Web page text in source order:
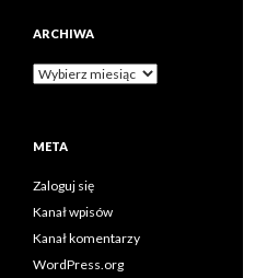
ARCHIWA
Archiwa
META
Zaloguj się
Kanał wpisów
Kanał komentarzy
WordPress.org